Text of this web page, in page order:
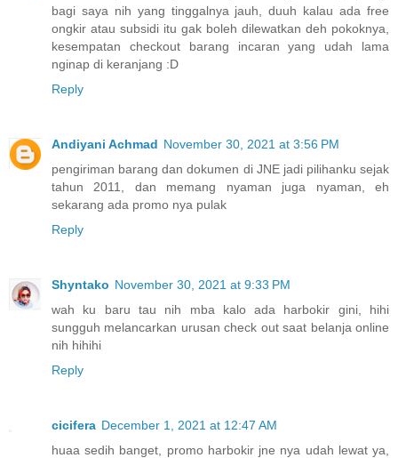
bagi saya nih yang tinggalnya jauh, duuh kalau ada free
ongkir atau subsidi itu gak boleh dilewatkan deh pokoknya,
kesempatan checkout barang incaran yang udah lama
nginap di keranjang :D
Reply
Andiyani Achmad November 30, 2021 at 3:56 PM
pengiriman barang dan dokumen di JNE jadi pilihanku sejak
tahun 2011, dan memang nyaman juga nyaman, eh
sekarang ada promo nya pulak
Reply
Shyntako November 30, 2021 at 9:33 PM
wah ku baru tau nih mba kalo ada harbokir gini, hihi
sungguh melancarkan urusan check out saat belanja online
nih hihihi
Reply
cicifera December 1, 2021 at 12:47 AM
huaa sedih banget, promo harbokir jne nya udah lewat ya,